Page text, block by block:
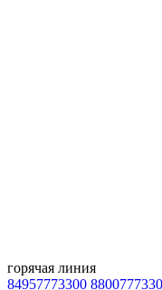
горячая линия
84957773300